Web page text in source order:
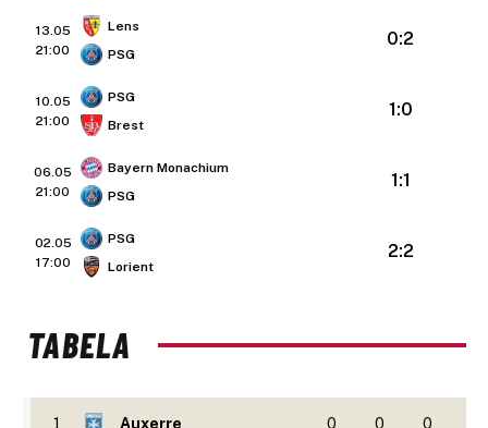
13.05
21:00
Lens
PSG
0:2
10.05
21:00
PSG
Brest
1:0
06.05
21:00
Bayern Monachium
PSG
1:1
02.05
17:00
PSG
Lorient
2:2
TABELA
1 Auxerre 0 0 0